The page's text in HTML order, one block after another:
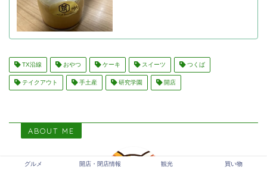
TX沿線 おやつ ケーキ スイーツ つくば
テイクアウト 手土産 研究学園 開店
ABOUT ME
グルメ 開店・閉店情報 観光 買い物